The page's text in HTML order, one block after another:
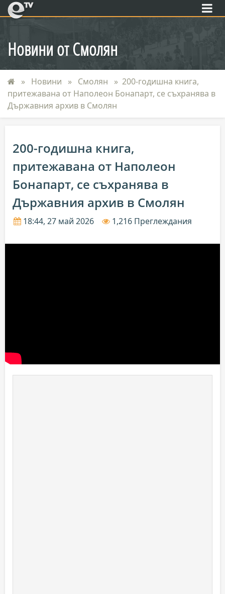
eTV
Новини от Смолян
Новини Смолян
200-годишна книга,
притежавана от Наполеон Бонапарт, се съхранява в
Държавния архив в Смолян
200-годишна книга,
притежавана от Наполеон
Бонапарт, се съхранява в
Държавния архив в Смолян
18:44, 27 май 2026 1,216 Преглеждания